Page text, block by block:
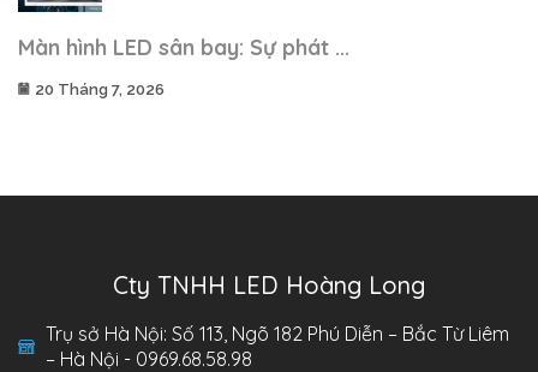
Màn hình LED sân bay: Sự phát ...
20 Tháng 7, 2026
Cty TNHH LED Hoàng Long
Trụ sở Hà Nội: Số 113, Ngõ 182 Phú Diễn – Bắc Từ Liêm
– Hà Nội - 0969.68.58.98